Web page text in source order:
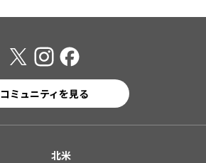
コミュニティを見る
北米